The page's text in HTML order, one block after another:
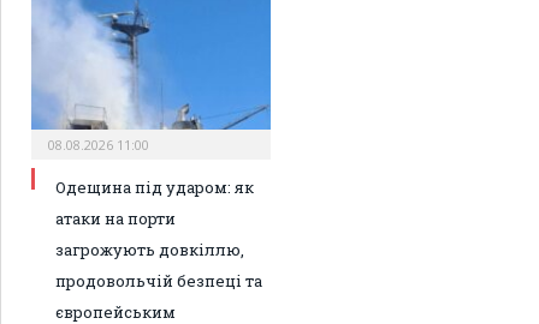
08.08.2026 11:00
Одещина під ударом: як
атаки на порти
загрожують довкіллю,
продовольчій безпеці та
європейським